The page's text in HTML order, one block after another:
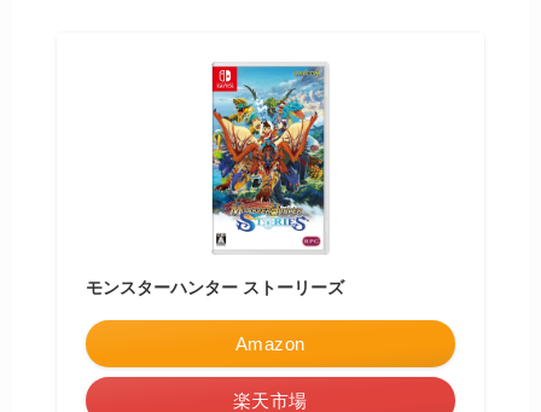
モンスターハンター ストーリーズ
Amazon
楽天市場